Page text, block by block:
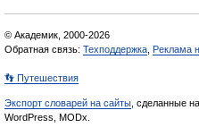
© Академик, 2000-2026
Обратная связь: Техподдержка Реклама
👣 Путешествия
Экспорт словарей на сайты , сделанные
WordPress, MODx.